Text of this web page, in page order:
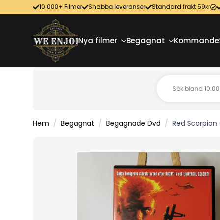
10 000+ Filmer Snabba leveranser Standard frakt 59kr
Nya filmer Begagnat Kommande
Hem Begagnat Begagnade Dvd Red